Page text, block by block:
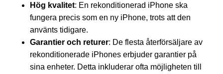
Hög kvalitet: En rekonditionerad iPhone ska
fungera precis som en ny iPhone, trots att den
använts tidigare.
Garantier och returer: De flesta återförsäljare av
rekonditionerade iPhones erbjuder garantier på
sina enheter. Detta inkluderar ofta möjligheten till